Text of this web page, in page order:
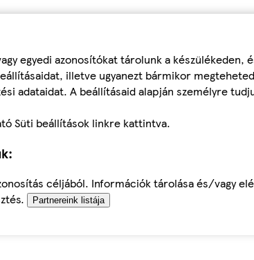
egyedi azonosítókat tárolunk a készülékeden,
illetve ugyanezt bármikor
adataidat. A beállításaid alapján személyre
Süti beállítások linkre kattintva.
céljából. Információk tárolása és/vagy
Partnereink listája